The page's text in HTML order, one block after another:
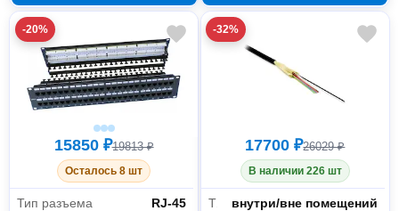
Cat 5e 0.5U 244076
-20%
15850 ₽19813 ₽
Осталось 8 шт
Тип разъема
RJ-45
-32%
17700 ₽26029 ₽
В наличии 226 шт
Тип прокладки
внутри/вне помещений